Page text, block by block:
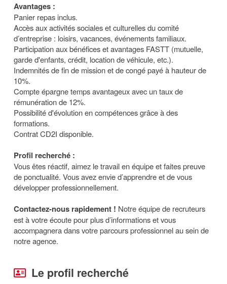
Avantages :
Panier repas inclus.
Accès aux activités sociales et culturelles du comité
d’entreprise : loisirs, vacances, événements familiaux.
Participation aux bénéfices et avantages FASTT (mutuelle,
garde d'enfants, crédit, location de véhicule, etc.).
Indemnités de fin de mission et de congé payé à hauteur de
10%.
Compte épargne temps avantageux avec un taux de
rémunération de 12%.
Possibilité d'évolution en compétences grâce à des
formations.
Contrat CD2I disponible.
Profil recherché :
Vous êtes réactif, aimez le travail en équipe et faites preuve
de ponctualité. Vous avez envie d’apprendre et de vous
développer professionnellement.
Contactez-nous rapidement ! Notre équipe de recruteurs
est à votre écoute pour plus d’informations et vous
accompagnera dans votre parcours professionnel au sein de
notre agence.
Le profil recherché